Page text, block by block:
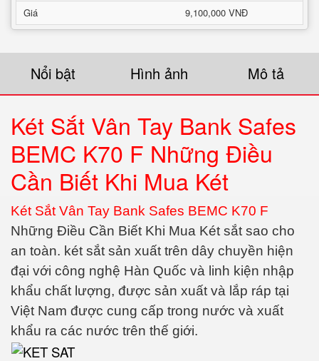
Giá
9,100,000 VNĐ
Nổi bật Hình ảnh Mô tả
Két Sắt Vân Tay Bank Safes
BEMC K70 F Những Điều
Cần Biết Khi Mua Két
Két Sắt Vân Tay Bank Safes BEMC K70 F
Những Điều Cần Biết Khi Mua Két sắt sao cho
an toàn. két sắt sản xuất trên dây chuyền hiện
đại với công nghệ Hàn Quốc và linh kiện nhập
khẩu chất lượng, được sản xuất và lắp ráp tại
Việt Nam được cung cấp trong nước và xuất
khẩu ra các nước trên thế giới.